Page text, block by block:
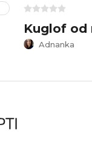
Kuglof od
Adnanka